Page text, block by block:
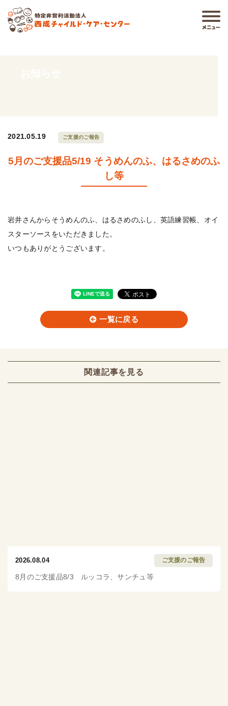
2021.05.19 ご支援のご報告
5月のご支援品5/19 そうめんのふ、はるさめのふ
し等
岩井さんからそうめんのふ、はるさめのふし、英語練習帳、オイ
スターソースをいただきました。
いつもありがとうございます。
一覧に戻る
関連記事を見る
2026.08.04 ご支援のご報告
8月のご支援品8/3 ルッコラ、サンチュ等